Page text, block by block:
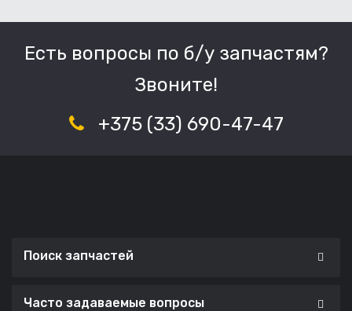
Есть вопросы по б/у запчастям?
Звоните!
+375 (33) 690-47-47
Поиск запчастей
Часто задаваемые вопросы